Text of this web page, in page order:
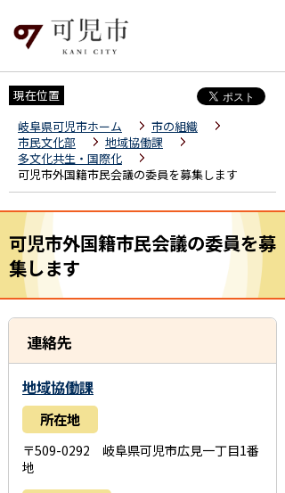
現在位置
岐阜県可児市ホーム
市の組織
市民文化部
地域協働課
多文化共生・国際化
可児市外国籍市民会議の委員を募集します
可児市外国籍市民会議の委員を募
集します
連絡先
地域協働課
所在地
〒509-0292 岐阜県可児市広見一丁目1番
地